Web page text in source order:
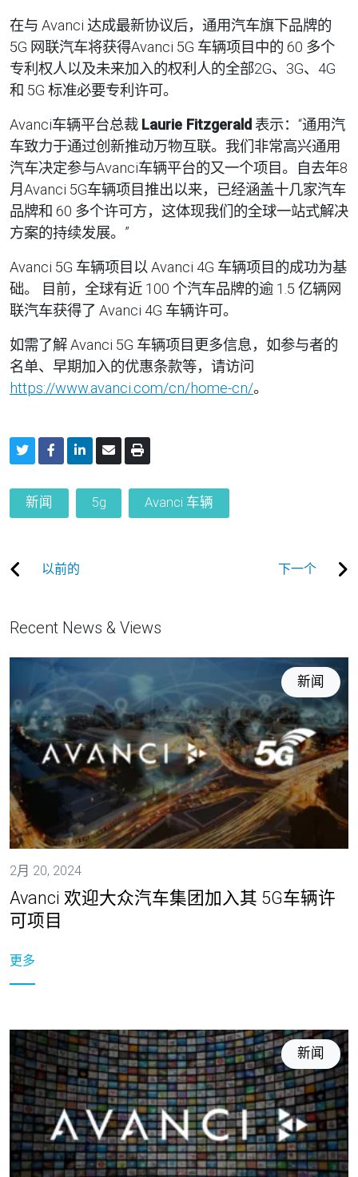
在与 Avanci 达成最新协议后，通用汽车旗下品牌的
5G 网联汽车将获得Avanci 5G 车辆项目中的 60 多个
专利权人以及未来加入的权利人的全部2G、3G、4G
和 5G 标准必要专利许可。
Avanci车辆平台总裁 Laurie Fitzgerald 表示：“通用汽
车致力于通过创新推动万物互联。我们非常高兴通用
汽车决定参与Avanci车辆平台的又一个项目。自去年8
月Avanci 5G车辆项目推出以来，已经涵盖十几家汽车
品牌和 60 多个许可方，这体现我们的全球一站式解决
方案的持续发展。”
Avanci 5G 车辆项目以 Avanci 4G 车辆项目的成功为基
础。 目前，全球有近 100 个汽车品牌的逾 1.5 亿辆网
联汽车获得了 Avanci 4G 车辆许可。
如需了解 Avanci 5G 车辆项目更多信息，如参与者的
名单、早期加入的优惠条款等，请访问
https://www.avanci.com/cn/home-cn/。
新闻 5g Avanci 车辆
以前的 下一个
Recent News & Views
新闻
2月 20, 2024
Avanci 欢迎大众汽车集团加入其 5G车辆许
可项目
更多
新闻